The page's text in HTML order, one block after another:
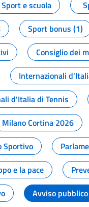
Sport e scuola
Sport bonus (1)
Consiglio dei
Internazionali
d'Italia di Tennis
Milano Cortina 2026
Sportivo
e la pace
Avviso pubblico